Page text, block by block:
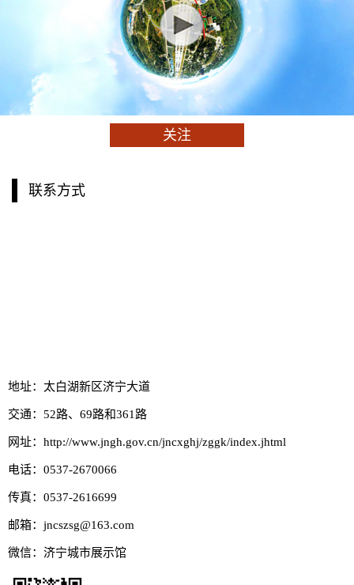
关注
联系方式
地址：太白湖新区济宁大道
交通：52路、69路和361路
网址：http://www.jngh.gov.cn/jncxghj/zggk/index.jhtml
电话：0537-2670066
传真：0537-2616699
邮箱：jncszsg@163.com
微信： 济宁城市展示馆